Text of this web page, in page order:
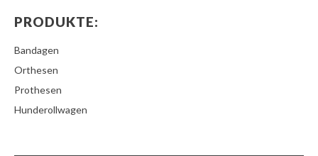
PRODUKTE:
Bandagen
Orthesen
Prothesen
Hunderollwagen